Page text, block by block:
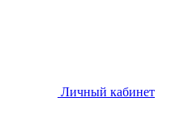
Личный кабинет